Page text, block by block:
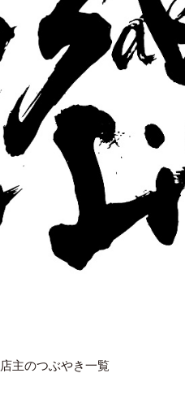
店主のつぶやき一覧